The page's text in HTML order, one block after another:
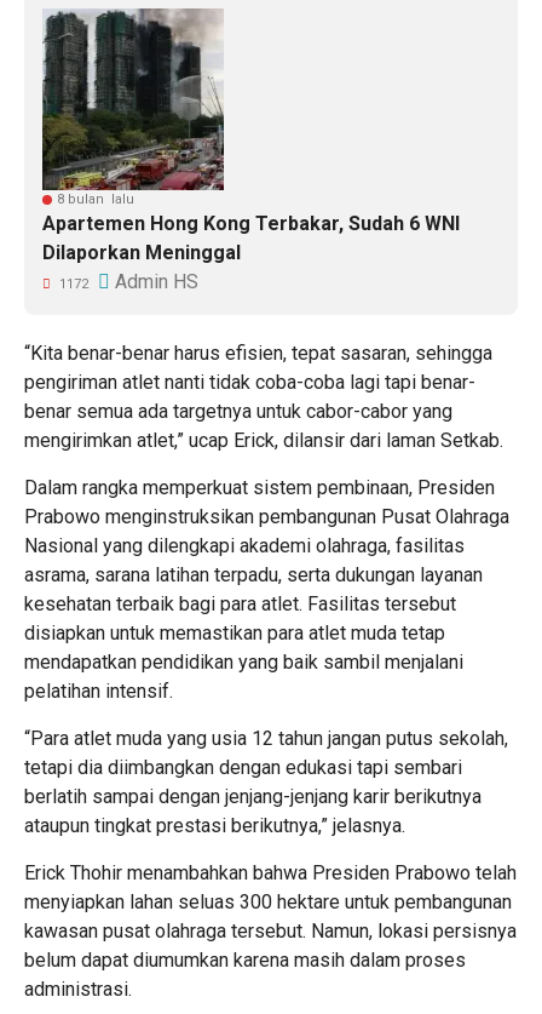
8 bulan lalu
Apartemen Hong Kong Terbakar, Sudah 6 WNI
Dilaporkan Meninggal
1172 Admin HS
“Kita benar-benar harus efisien, tepat sasaran, sehingga
pengiriman atlet nanti tidak coba-coba lagi tapi benar-
benar semua ada targetnya untuk cabor-cabor yang
mengirimkan atlet,” ucap Erick, dilansir dari laman Setkab.
Dalam rangka memperkuat sistem pembinaan, Presiden
Prabowo menginstruksikan pembangunan Pusat Olahraga
Nasional yang dilengkapi akademi olahraga, fasilitas
asrama, sarana latihan terpadu, serta dukungan layanan
kesehatan terbaik bagi para atlet. Fasilitas tersebut
disiapkan untuk memastikan para atlet muda tetap
mendapatkan pendidikan yang baik sambil menjalani
pelatihan intensif.
“Para atlet muda yang usia 12 tahun jangan putus sekolah,
tetapi dia diimbangkan dengan edukasi tapi sembari
berlatih sampai dengan jenjang-jenjang karir berikutnya
ataupun tingkat prestasi berikutnya,” jelasnya.
Erick Thohir menambahkan bahwa Presiden Prabowo telah
menyiapkan lahan seluas 300 hektare untuk pembangunan
kawasan pusat olahraga tersebut. Namun, lokasi persisnya
belum dapat diumumkan karena masih dalam proses
administrasi.